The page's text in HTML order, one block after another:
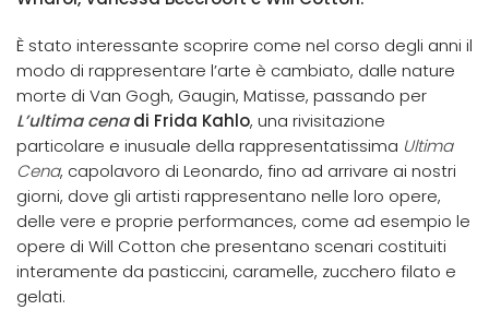
È stato interessante scoprire come nel corso degli anni il
modo di rappresentare l’arte è cambiato, dalle nature
morte di Van Gogh, Gaugin, Matisse, passando per
L’ultima cenadi Frida Kahlo, una rivisitazione
particolare e inusuale della rappresentatissima Ultima
Cena, capolavoro di Leonardo, fino ad arrivare ai nostri
giorni, dove gli artisti rappresentano nelle loro opere,
delle vere e proprie performances, come ad esempio le
opere di Will Cotton che presentano scenari costituiti
interamente da pasticcini, caramelle, zucchero filato e
gelati.